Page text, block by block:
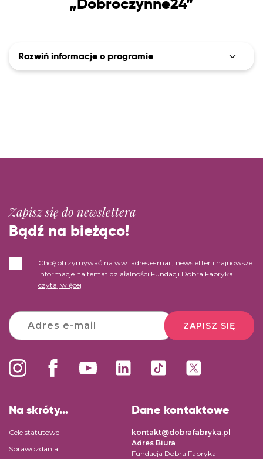
Rozwiń informacje o programie
Zapisz się do newslettera
Bądź na bieżąco!
Chcę otrzymywać na ww. adres e-mail, newsletter i najnowsze
informacje na temat działalności Fundacji Dobra Fabryka.
czytaj więcej
ZAPISZ SIĘ
Na skróty…
Cele statutowe
Sprawozdania
Dane kontaktowe
kontakt@dobrafabryka.pl
Adres Biura
Fundacja Dobra Fabryka